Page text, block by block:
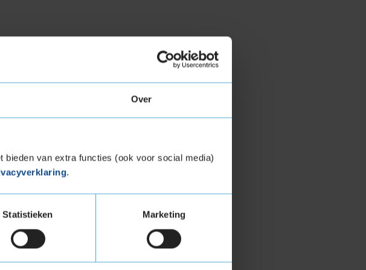
Over
van extra functies (ook voor social media)
.
Statistieken Marketing
sneeuw.
kan